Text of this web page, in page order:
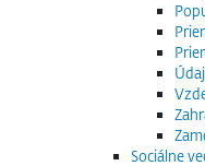
Sociálne